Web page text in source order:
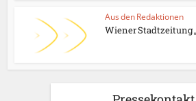
Aus den Redaktionen
Wiener Stadtzeitung